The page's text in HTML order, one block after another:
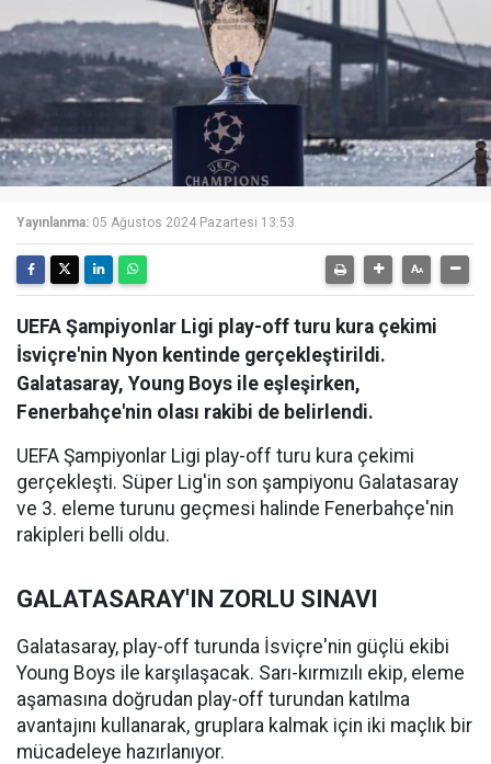
Yayınlanma: 05 Ağustos 2024 Pazartesi 13:53
UEFA Şampiyonlar Ligi play-off turu kura çekimi
İsviçre'nin Nyon kentinde gerçekleştirildi.
Galatasaray, Young Boys ile eşleşirken,
Fenerbahçe'nin olası rakibi de belirlendi.
UEFA Şampiyonlar Ligi play-off turu kura çekimi
gerçekleşti. Süper Lig'in son şampiyonu Galatasaray
ve 3. eleme turunu geçmesi halinde Fenerbahçe'nin
rakipleri belli oldu.
GALATASARAY'IN ZORLU SINAVI
Galatasaray, play-off turunda İsviçre'nin güçlü ekibi
Young Boys ile karşılaşacak. Sarı-kırmızılı ekip, eleme
aşamasına doğrudan play-off turundan katılma
avantajını kullanarak, gruplara kalmak için iki maçlık bir
mücadeleye hazırlanıyor.